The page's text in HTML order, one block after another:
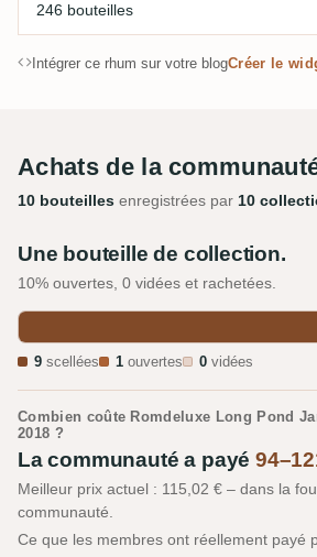
246 bouteilles
Intégrer ce rhum sur votre blogCréer le
Achats de la
10 bouteilles enregistrées par 10
Une bouteille de collection.
10% ouvertes, 0 vidées et rachetées.
9 scellées 1 ouvertes 0 vidées
Combien coûte Romdeluxe Long Pond
2018 ?
La communauté a payé
Meilleur prix actuel : 115,02 € – dans la
communauté.
Ce que les membres ont réellement payé